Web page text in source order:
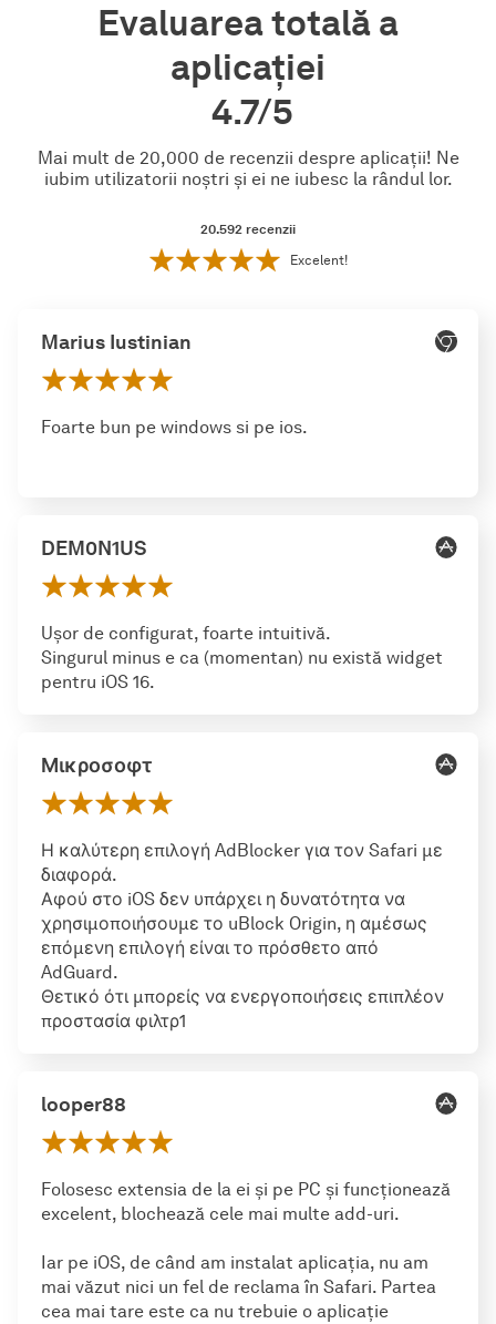
Evaluarea totală a
aplicației
4.7/5
Mai mult de 20,000 de recenzii despre aplicații! Ne
iubim utilizatorii noștri și ei ne iubesc la rândul lor.
20.592 recenzii
Excelent!
Marius Iustinian
Foarte bun pe windows si pe ios.
DEM0N1US
Ușor de configurat, foarte intuitivă.
Singurul minus e ca (momentan) nu există widget
pentru iOS 16.
Μικροσοφτ
Η καλύτερη επιλογή AdBlocker για τον Safari με
διαφορά.
Αφού στο iOS δεν υπάρχει η δυνατότητα να
χρησιμοποιήσουμε το uBlock Origin, η αμέσως
επόμενη επιλογή είναι το πρόσθετο από
AdGuard.
Θετικό ότι μπορείς να ενεργοποιήσεις επιπλέον
προστασία φιλτρ1
looper88
Folosesc extensia de la ei și pe PC și funcționează
excelent, blochează cele mai multe add-uri.
Iar pe iOS, de când am instalat aplicația, nu am
mai văzut nici un fel de reclama în Safari. Partea
cea mai tare este ca nu trebuie o aplicație